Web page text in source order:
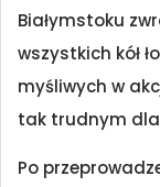
Białymstoku
wszystkich kół
myśliwych w
tak trudnym
Po